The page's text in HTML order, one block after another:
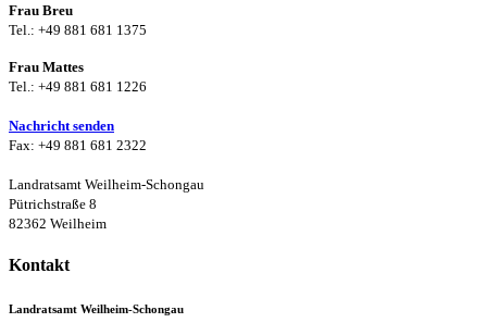
Frau Breu
Tel.: +49 881 681 1375
Frau Mattes
Tel.: +49 881 681 1226
Nachricht senden
Fax: +49 881 681 2322
Landratsamt Weilheim-Schongau
Pütrichstraße 8
82362 Weilheim
Kontakt
Landratsamt Weilheim-Schongau